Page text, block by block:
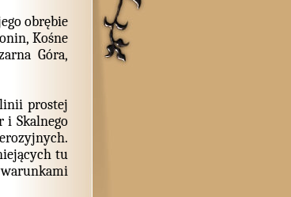
obrębie
Kośne
Góra,
prostej
i Skalnego
tu